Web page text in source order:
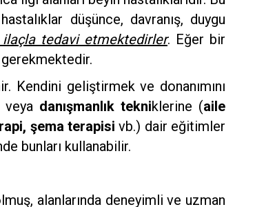
düşünce, davranış, duygu
ilaçla tedavi etmektedirler. Eğer bir
gerekmektedir.
Kendini geliştirmek ve donanımını
veya danışmanlık tekniklerine (aile
şema terapisi vb.) dair eğitimler
bunları kullanabilir.
alanlarında deneyimli ve uzman